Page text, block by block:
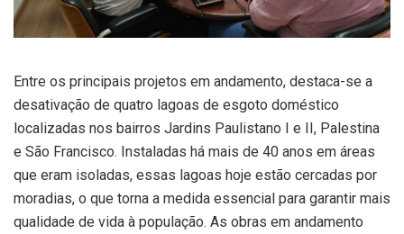
Entre os principais projetos em andamento, destaca-se a
desativação de quatro lagoas de esgoto doméstico
localizadas nos bairros Jardins Paulistano I e II, Palestina
e São Francisco. Instaladas há mais de 40 anos em áreas
que eram isoladas, essas lagoas hoje estão cercadas por
moradias, o que torna a medida essencial para garantir mais
qualidade de vida à população. As obras em andamento